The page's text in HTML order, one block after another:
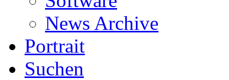
News Archive
Portrait
Suchen